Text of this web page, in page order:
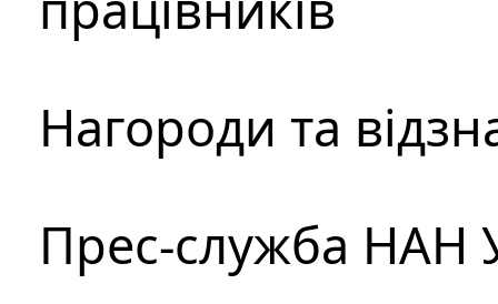
Нагороди та
Прес-служба НАН